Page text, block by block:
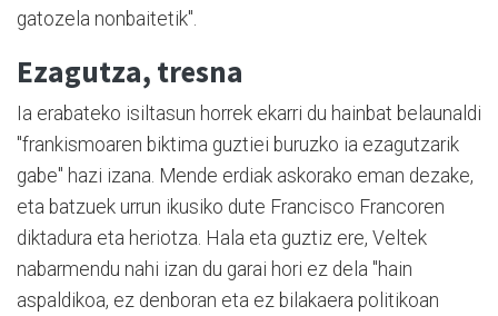
gatozela nonbaitetik".
Ezagutza, tresna
Ia erabateko isiltasun horrek ekarri du hainbat belaunaldi
"frankismoaren biktima guztiei buruzko ia ezagutzarik
gabe" hazi izana. Mende erdiak askorako eman dezake,
eta batzuek urrun ikusiko dute Francisco Francoren
diktadura eta heriotza. Hala eta guztiz ere, Veltek
nabarmendu nahi izan du garai hori ez dela "hain
aspaldikoa, ez denboran eta ez bilakaera politikoan